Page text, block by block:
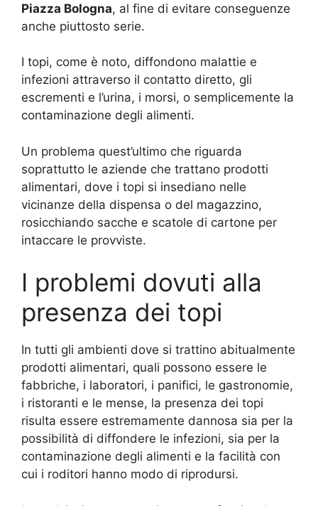
Piazza Bologna, al fine di evitare conseguenze
anche piuttosto serie.
I topi, come è noto, diffondono malattie e
infezioni attraverso il contatto diretto, gli
escrementi e l’urina, i morsi, o semplicemente la
contaminazione degli alimenti.
Un problema quest’ultimo che riguarda
soprattutto le aziende che trattano prodotti
alimentari, dove i topi si insediano nelle
vicinanze della dispensa o del magazzino,
rosicchiando sacche e scatole di cartone per
intaccare le provviste.
I problemi dovuti alla
presenza dei topi
In tutti gli ambienti dove si trattino abitualmente
prodotti alimentari, quali possono essere le
fabbriche, i laboratori, i panifici, le gastronomie,
i ristoranti e le mense, la presenza dei topi
risulta essere estremamente dannosa sia per la
possibilità di diffondere le infezioni, sia per la
contaminazione degli alimenti e la facilità con
cui i roditori hanno modo di riprodursi.